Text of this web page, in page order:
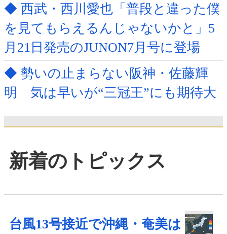
◆ 西武・西川愛也「普段と違った僕
を見てもらえるんじゃないかと」5
月21日発売のJUNON7月号に登場
◆ 勢いの止まらない阪神・佐藤輝
明 気は早いが“三冠王”にも期待大
新着のトピックス
台風13号接近で沖縄・奄美は